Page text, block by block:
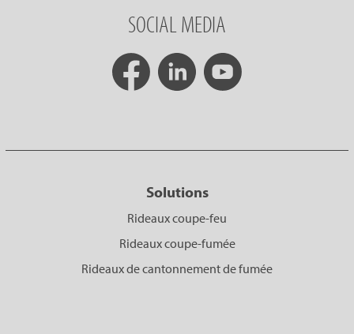
SOCIAL MEDIA
Solutions
Rideaux coupe-feu
Rideaux coupe-fumée
Rideaux de cantonnement de fumée